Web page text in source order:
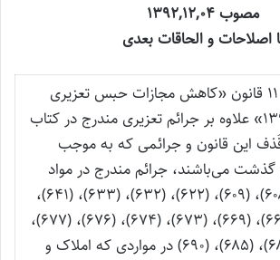
مصوب ۱۳۹۲,۱۲,۰۴
اصلاحات و الحاقات بعدی
*) به موجب ماده ۱۱ قانون «کاهش مجازات حبس تعزیری
مصوب ۲۳ /۲ /۱۳۹۹» علاوه بر جرائم تعزیری مندرج در کتاب
این قانون و جرائمی که به موجب
می‌باشند، جرائم مندرج در مواد
((۵۳۶)، (۵۹۶)، (۶۰۸)، (۶۰۹)، (۶۲۲)، (۶۳۲)، (۶۳۳)، (۶۴۱)،
(۶۴۷)، (۶۴۸)، (۶۶۸)، (۶۶۹)، (۶۷۳)، (۶۷۴)، (۶۷۶)، (۶۷۷)،
(۶۷۹)، (۶۸۲)، (۶۸۴)، (۶۸۵)، (۶۹۰) در مواردی که املاک و